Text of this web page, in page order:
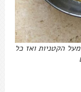
הקטניות ואז כל